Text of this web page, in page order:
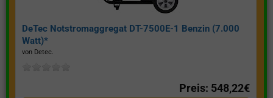
DeTec Notstromaggregat DT-7500E-1 Benzin (7.000
Watt)*
von Detec.
Preis: 548,22€